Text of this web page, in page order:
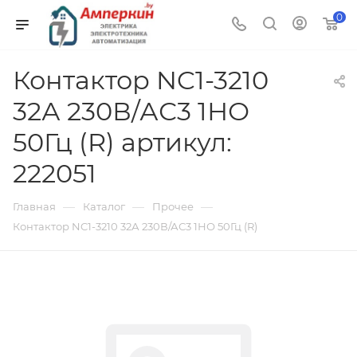
0
Контактор NC1-3210
32А 230В/АС3 1НО
50Гц (R) артикул:
222051
Главная — Каталог — Прочее —
Контактор NC1-3210 32А 230В/АС3 1НО 50Гц (R)